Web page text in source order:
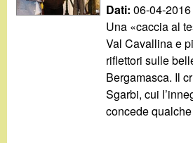
Dati:06-04-2016
Una «caccia al
Val Cavallina e
riflettori sulle
Bergamasca. Il
Sgarbi, cui
concede